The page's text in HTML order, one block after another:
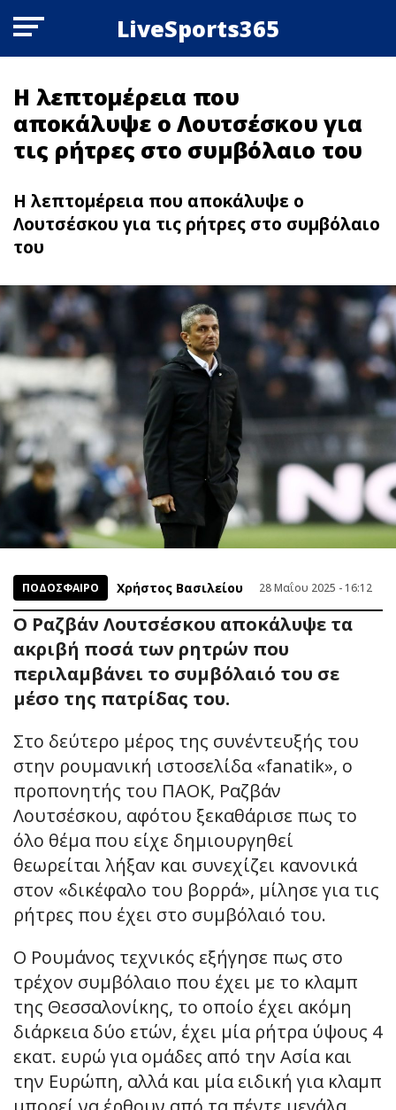
LiveSports365
Η λεπτομέρεια που
αποκάλυψε ο Λουτσέσκου για
τις ρήτρες στο συμβόλαιο του
Η λεπτομέρεια που αποκάλυψε ο
Λουτσέσκου για τις ρήτρες στο συμβόλαιο
του
ΠΟΔΟΣΦΑΙΡΟ Χρήστος Βασιλείου 28 Μαΐου 2025 - 16:12
Ο Ραζβάν Λουτσέσκου αποκάλυψε τα
ακριβή ποσά των ρητρών που
περιλαμβάνει το συμβόλαιό του σε
μέσο της πατρίδας του.
Στο δεύτερο μέρος της συνέντευξής του
στην ρουμανική ιστοσελίδα «fanatik», ο
προπονητής του ΠΑΟΚ, Ραζβάν
Λουτσέσκου, αφότου ξεκαθάρισε πως το
όλο θέμα που είχε δημιουργηθεί
θεωρείται λήξαν και συνεχίζει κανονικά
στον «δικέφαλο του βορρά», μίλησε για τις
ρήτρες που έχει στο συμβόλαιό του.
Ο Ρουμάνος τεχνικός εξήγησε πως στο
τρέχον συμβόλαιο που έχει με το κλαμπ
της Θεσσαλονίκης, το οποίο έχει ακόμη
διάρκεια δύο ετών, έχει μία ρήτρα ύψους 4
εκατ. ευρώ για ομάδες από την Ασία και
την Ευρώπη, αλλά και μία ειδική για κλαμπ